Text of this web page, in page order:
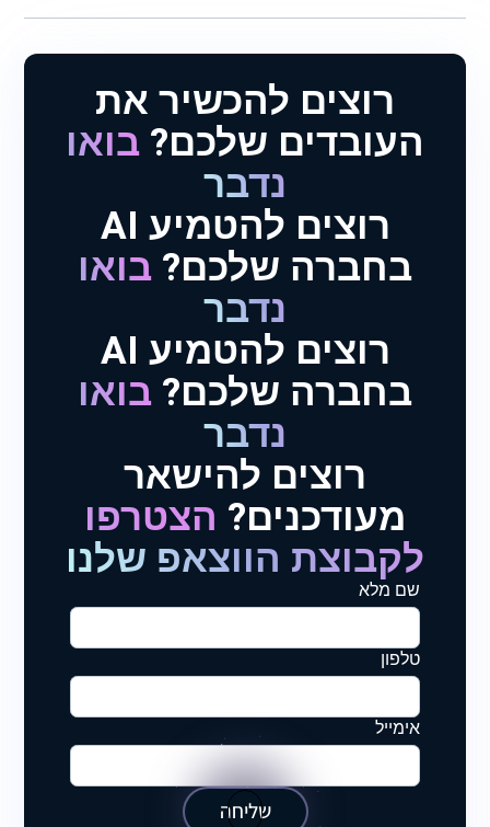
רוצים להכשיר את
העובדים שלכם? בואו
נדבר
רוצים להטמיע AI
בחברה שלכם? בואו
נדבר
רוצים להטמיע AI
בחברה שלכם? בואו
נדבר
רוצים להישאר
מעודכנים? הצטרפו
לקבוצת הווצאפ שלנו
שם מלא
טלפון
אימייל
שליחה